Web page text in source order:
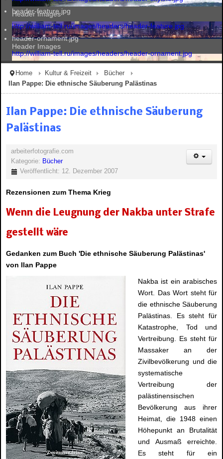
Header Images
Header Images
Header Images
Header Images
header-feature.jpg
http://william-tell.ru/images/headers/header-feature.jpg
header-ornament.jpg
http://william-tell.ru/images/headers/header-ornament.jpg
Home Kultur & Freizeit
Bücher
Ilan Pappe: Die ethnische Säuberung Palästinas
Ilan Pappe: Die ethnische Säuberung
Palästinas
arbeiterfotografie.com
Kategorie: Bücher
Veröffentlicht: 12. Dezember 2007
Rezensionen zum Thema Krieg
Wenn die Leugnung der Nakba unter Strafe
gestellt wäre
Gedanken zum Buch 'Die ethnische Säuberung Palästinas'
von Ilan Pappe
Nakba ist ein arabisches
Wort. Das Wort steht für
die ethnische Säuberung
Palästinas. Es steht für
Katastrophe, Tod und
Vertreibung. Es steht für
Massaker an der
Zivilbevölkerung und die
systematische
Vertreibung der
palästinensischen
Bevölkerung aus ihrer
Heimat, die 1948 einen
Höhepunkt an Brutalität
und Ausmaß erreichte.
Es steht für ein